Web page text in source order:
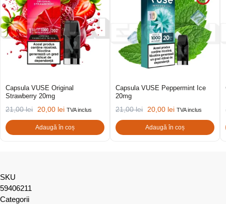
Capsula VUSE Original
Strawberry 20mg
21,00lei 20,00 lei TVA inclus
Adaugă în coș
Capsula VUSE Peppermint Ice
20mg
21,00lei 20,00 lei TVA inclus
Adaugă în coș
SKU
59406211
Categorii